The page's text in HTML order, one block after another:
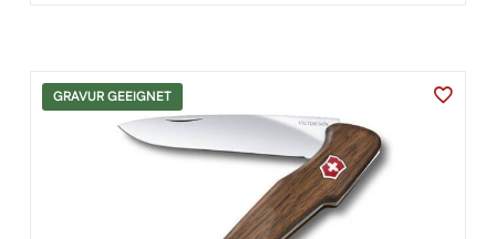
GRAVUR GEEIGNET